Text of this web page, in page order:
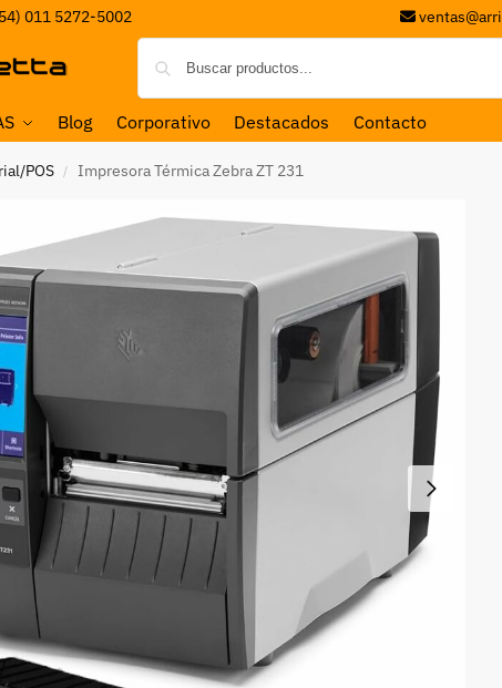
011 5272-5002
Blog Corporativo Destacados Contacto
POS / Impresora Térmica Zebra ZT 231